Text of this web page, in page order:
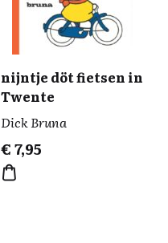
nijntje döt fietsen in
Twente
Dick Bruna
€7,95